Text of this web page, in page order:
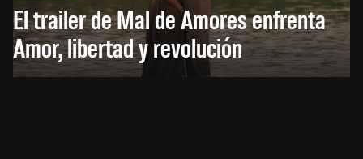
El trailer de Mal de Amores enfrenta
Amor, libertad y revolución